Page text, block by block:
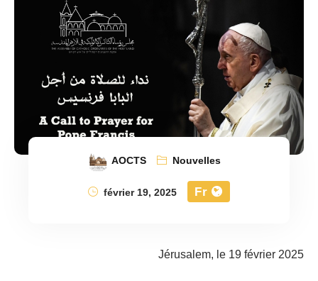
AOCTS
Nouvelles
février 19, 2025
Fr
Jérusalem, le 19 février 2025